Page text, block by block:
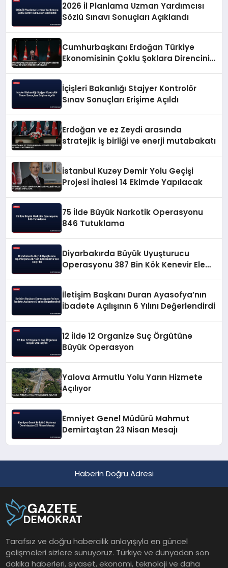
2026 İl Planlama Uzman Yardımcısı
Sözlü Sınavı Sonuçları Açıklandı
Cumhurbaşkanı Erdoğan Türkiye
Ekonomisinin Çoklu Şoklara Direncini
İçişleri Bakanlığı Stajyer Kontrolör
Sınav Sonuçları Erişime Açıldı
Erdoğan ve ez Zeydi arasında
stratejik iş birliği ve enerji mutabakatı
İstanbul Kuzey Demir Yolu Geçişi
Projesi İhalesi 14 Ekimde Yapılacak
75 İlde Büyük Narkotik Operasyonu
846 Tutuklama
Diyarbakırda Büyük Uyuşturucu
Operasyonu 387 Bin Kök Kenevir Ele
İletişim Başkanı Duran Ayasofya’nın
İbadete Açılışının 6 Yılını Değerlendirdi
12 İlde 12 Organize Suç Örgütüne
Büyük Operasyon
Yalova Armutlu Yolu Yarın Hizmete
Açılıyor
Emniyet Genel Müdürü Mahmut
Demirtaştan 23 Nisan Mesajı
Haberin Doğru Adresi
Tarafsız ve doğru habercilik anlayışıyla en güncel
gelişmeleri sizlere sunuyoruz. Türkiye ve dünyadan son
dakika haberleri, siyaset, ekonomi, teknoloji ve daha